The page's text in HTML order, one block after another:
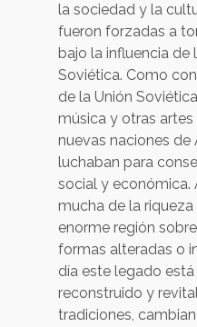
la sociedad y la
fueron forzadas a
bajo la influencia de
Soviética. Como
de la Unión
música y otras
nuevas naciones de
luchaban para
social y económica.
mucha de la
enorme región
formas alteradas o
día este legado
reconstruido y
tradiciones,